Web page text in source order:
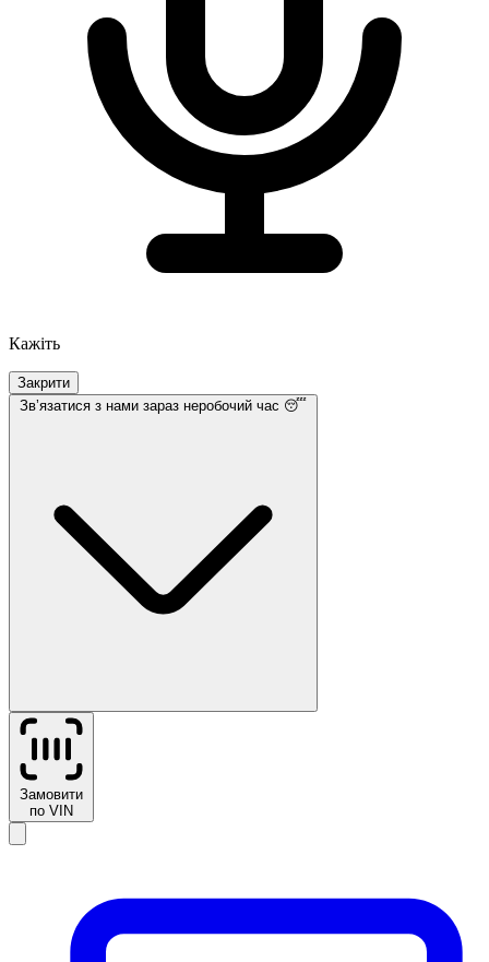
Кажіть
Закрити
Звʼязатися з нами зараз неробочий час 😴
Замовити
по VIN